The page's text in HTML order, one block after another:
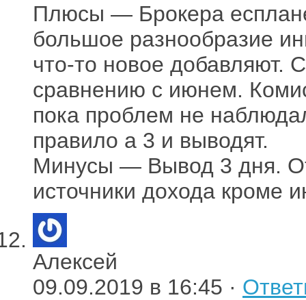
Плюсы — Брокера
большое разнообразие
что-то новое добавляют.
сравнению с июнем.
пока проблем не
правило а 3 и выводят.
Минусы — Вывод 3 дня.
источники дохода кроме
Алексей
09.09.2019 в 16:45 ·